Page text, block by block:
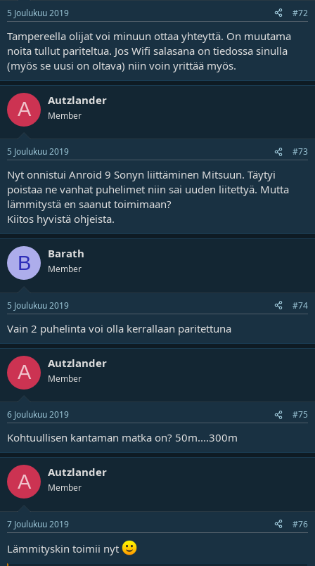
5 Joulukuu 2019 #72
Tampereella olijat voi minuun ottaa yhteyttä. On muutama
noita tullut pariteltua. Jos Wifi salasana on tiedossa sinulla
(myös se uusi on oltava) niin voin yrittää myös.
A Autzlander
Member
5 Joulukuu 2019 #73
Nyt onnistui Anroid 9 Sonyn liittäminen Mitsuun. Täytyi
poistaa ne vanhat puhelimet niin sai uuden liitettyä. Mutta
lämmitystä en saanut toimimaan?
Kiitos hyvistä ohjeista.
B Barath
Member
5 Joulukuu 2019 #74
Vain 2 puhelinta voi olla kerrallaan paritettuna
A Autzlander
Member
6 Joulukuu 2019 #75
Kohtuullisen kantaman matka on? 50m....300m
A Autzlander
Member
7 Joulukuu 2019 #76
Lämmityskin toimii nyt